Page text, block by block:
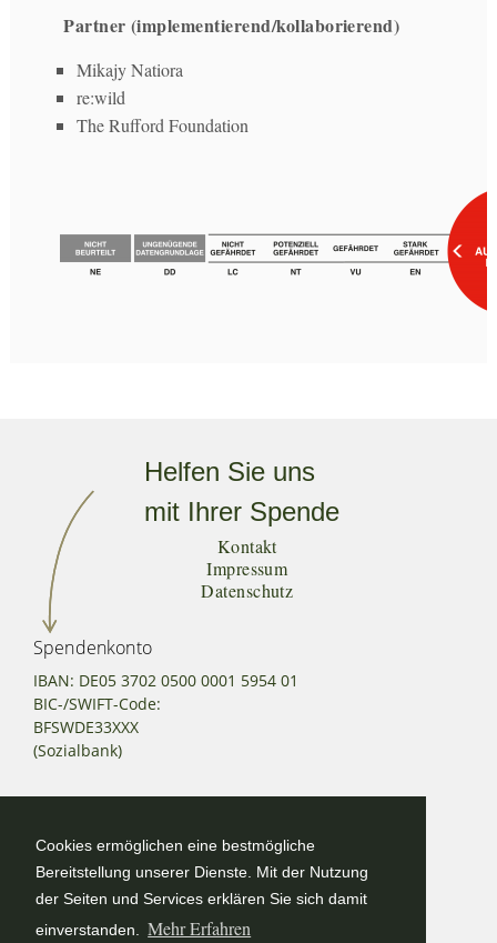
Cookies ermöglichen eine bestmögliche
Bereitstellung unserer Dienste. Mit der Nutzung
der Seiten und Services erklären Sie sich damit
einverstanden. Mehr Erfahren
Partner (implementierend/kollaborierend)
Mikajy Natiora
re:wild
The Rufford Foundation
Helfen Sie uns
mit Ihrer Spende
Kontakt
Impressum
Datenschutz
Spendenkonto
IBAN: DE05 3702 0500 0001 5954 01
BIC-/SWIFT-Code:
BFSWDE33XXX
(Sozialbank)
Kontakt
030/206539013
office@stiftung-artenschutz.de